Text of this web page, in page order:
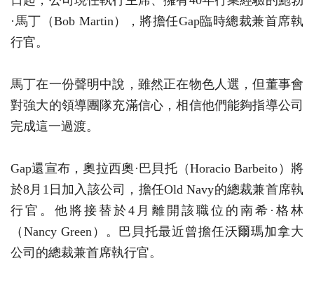
·馬丁（Bob Martin），將擔任Gap臨時總裁兼首席執
行官。
馬丁在一份聲明中說，雖然正在物色人選，但董事會
對強大的領導團隊充滿信心，相信他們能夠指導公司
完成這一過渡。
Gap還宣布，奧拉西奧·巴貝托（Horacio Barbeito）將
於8月1日加入該公司，擔任Old Navy的總裁兼首席執
行官。他將接替於4月離開該職位的南希·格林
（Nancy Green）。巴貝托最近曾擔任沃爾瑪加拿大
公司的總裁兼首席執行官。